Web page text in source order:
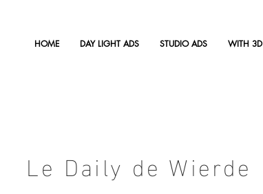
HOME DAY LIGHT ADS STUDIO ADS WITH 3D
Le Daily de Wierde